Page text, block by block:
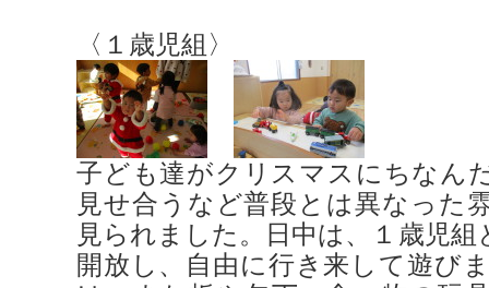
〈１歳児組〉
子ども達がクリスマスにちなん
見せ合うなど普段とは異なった
見られました。日中は、１歳児
開放し、自由に行き来して遊び